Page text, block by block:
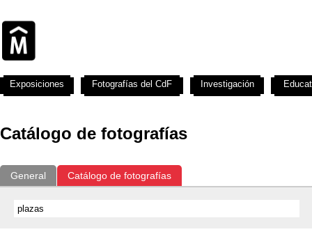
Catálogo de fotografías
General Catálogo de fotografías
Exposiciones Fotografías del CdF Investigación